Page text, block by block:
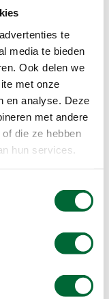
te
media te bieden
Ook delen we
met onze
en analyse. Deze
met andere
die ze hebben
hun services.
vraag
beperkt
mogelijk is om
Dit is geen
kennismaking
al snel op tafel.
kampvuur
naar huis
de hangende
als de wind
raast. Van
liggend bij het
luxe.